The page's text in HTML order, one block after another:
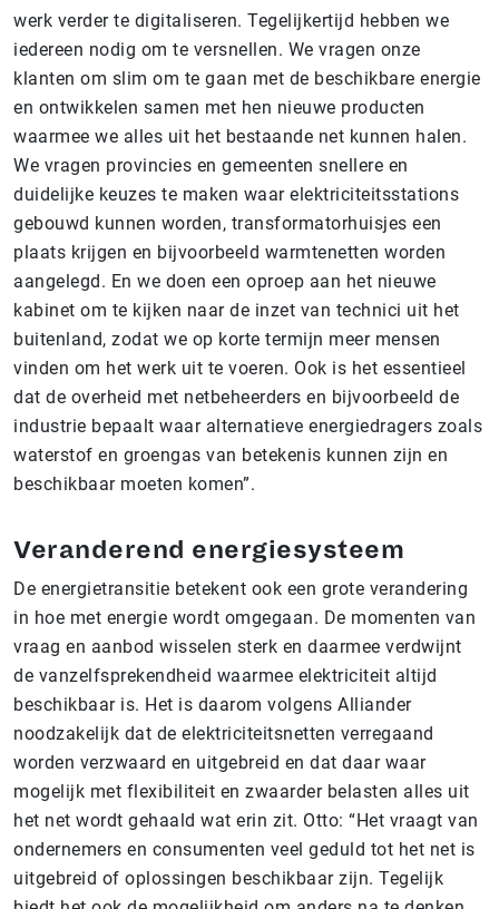
werk verder te digitaliseren. Tegelijkertijd hebben we
iedereen nodig om te versnellen. We vragen onze
klanten om slim om te gaan met de beschikbare energie
en ontwikkelen samen met hen nieuwe producten
waarmee we alles uit het bestaande net kunnen halen.
We vragen provincies en gemeenten snellere en
duidelijke keuzes te maken waar elektriciteitsstations
gebouwd kunnen worden, transformatorhuisjes een
plaats krijgen en bijvoorbeeld warmtenetten worden
aangelegd. En we doen een oproep aan het nieuwe
kabinet om te kijken naar de inzet van technici uit het
buitenland, zodat we op korte termijn meer mensen
vinden om het werk uit te voeren. Ook is het essentieel
dat de overheid met netbeheerders en bijvoorbeeld de
industrie bepaalt waar alternatieve energiedragers zoals
waterstof en groengas van betekenis kunnen zijn en
beschikbaar moeten komen”.
Veranderend energiesysteem
De energietransitie betekent ook een grote verandering
in hoe met energie wordt omgegaan. De momenten van
vraag en aanbod wisselen sterk en daarmee verdwijnt
de vanzelfsprekendheid waarmee elektriciteit altijd
beschikbaar is. Het is daarom volgens Alliander
noodzakelijk dat de elektriciteitsnetten verregaand
worden verzwaard en uitgebreid en dat daar waar
mogelijk met flexibiliteit en zwaarder belasten alles uit
het net wordt gehaald wat erin zit. Otto: “Het vraagt van
ondernemers en consumenten veel geduld tot het net is
uitgebreid of oplossingen beschikbaar zijn. Tegelijk